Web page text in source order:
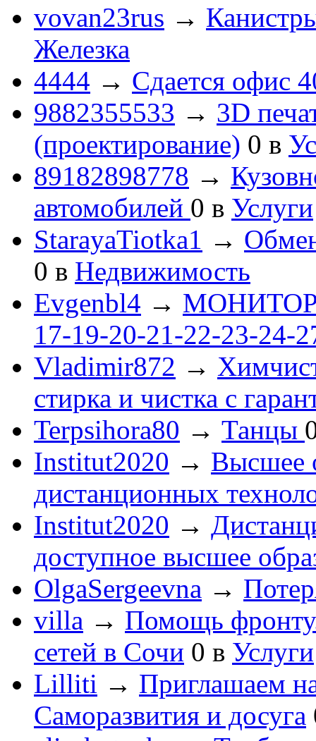
vovan23rus →
Железка
4444 → Сдается офис
9882355533 → 3D
(проектирование) 0 в
89182898778 →
автомобилей 0 в Услуги
StarayaTiotka1 →
0 в Недвижимость
Evgenbl4 → МОНИТОРЫ
17-19-20-21-22-23-24-
Vladimir872 →
стирка и чистка с
Terpsihora80 → Танцы
Institut2020 → Высшее
дистанционных
Institut2020 →
доступное высшее
OlgaSergeevna →
villa → Помощь
сетей в Сочи 0 в Услуги
Lilliti → Приглашаем
Саморазвития и досуга